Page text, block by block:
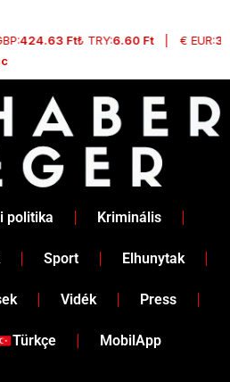
424.63 Ft₺ TRY:6.60 Ft| € EUR:
politika Kriminális
Sport Elhunytak
Vidék Press
Türkçe MobilApp